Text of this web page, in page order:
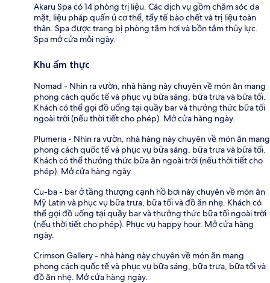
Akaru Spa có 14 phòng trị liệu. Các dịch vụ gồm chăm sóc da
mặt, liệu pháp quấn ủ cơ thể, tẩy tế bào chết và trị liệu toàn
thân. Spa được trang bị phòng tắm hơi và bồn tắm thủy lực.
Spa mở cửa mỗi ngày.
Khu ẩm thực
Nomad - Nhìn ra vườn, nhà hàng này chuyên về món ăn mang
phong cách quốc tế và phục vụ bữa sáng, bữa trưa và bữa tối.
Khách có thể gọi đồ uống tại quầy bar và thưởng thức bữa tối
ngoài trời (nếu thời tiết cho phép). Mở cửa hàng ngày.
Plumeria - Nhìn ra vườn, nhà hàng này chuyên về món ăn mang
phong cách quốc tế và phục vụ bữa sáng, bữa trưa và bữa tối.
Khách có thể thưởng thức bữa ăn ngoài trời (nếu thời tiết cho
phép). Mở cửa hàng ngày.
Cu-ba - bar ở tầng thượng cạnh hồ bơi này chuyên về món ăn
Mỹ Latin và phục vụ bữa trưa, bữa tối và đồ ăn nhẹ. Khách có
thể gọi đồ uống tại quầy bar và thưởng thức bữa tối ngoài trời
(nếu thời tiết cho phép). Phục vụ happy hour. Mở cửa hàng
ngày.
Crimson Gallery - nhà hàng này chuyên về món ăn mang
phong cách quốc tế và phục vụ bữa sáng, bữa trưa, bữa tối và
đồ ăn nhẹ. Mở cửa hàng ngày.